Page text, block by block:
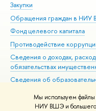
Мы используем файлы
НИУ ВШЭ и большего
Закупки
Обращения граждан в НИУ
Фонд целевого капитала
Противодействие
Сведения о доходах,
обязательствах
Сведения об
Людям с ограниченными
Единая платежная страница